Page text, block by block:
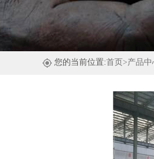
您的当前位置:首页 >产品中